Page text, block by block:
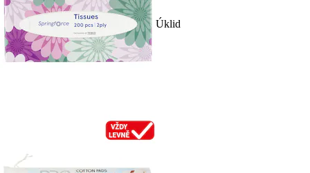
Úklid